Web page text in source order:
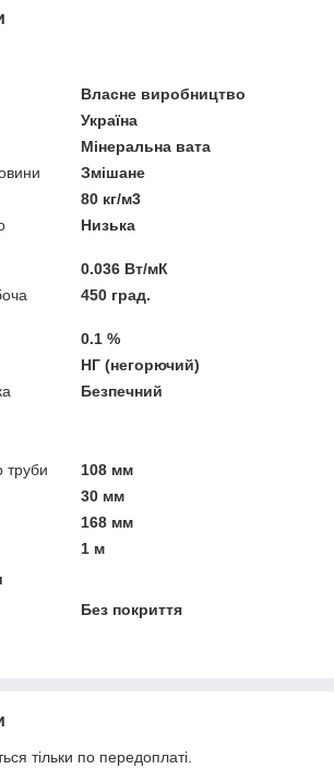
Власне виробництво
Україна
Мінеральна вата
Змішане
80 кг/м3
Низька
0.036 Вт/мК
450 град.
0.1 %
НГ (негорючий)
Безпечний
труби
108 мм
30 мм
168 мм
1 м
Без покриття
тільки по передоплаті.